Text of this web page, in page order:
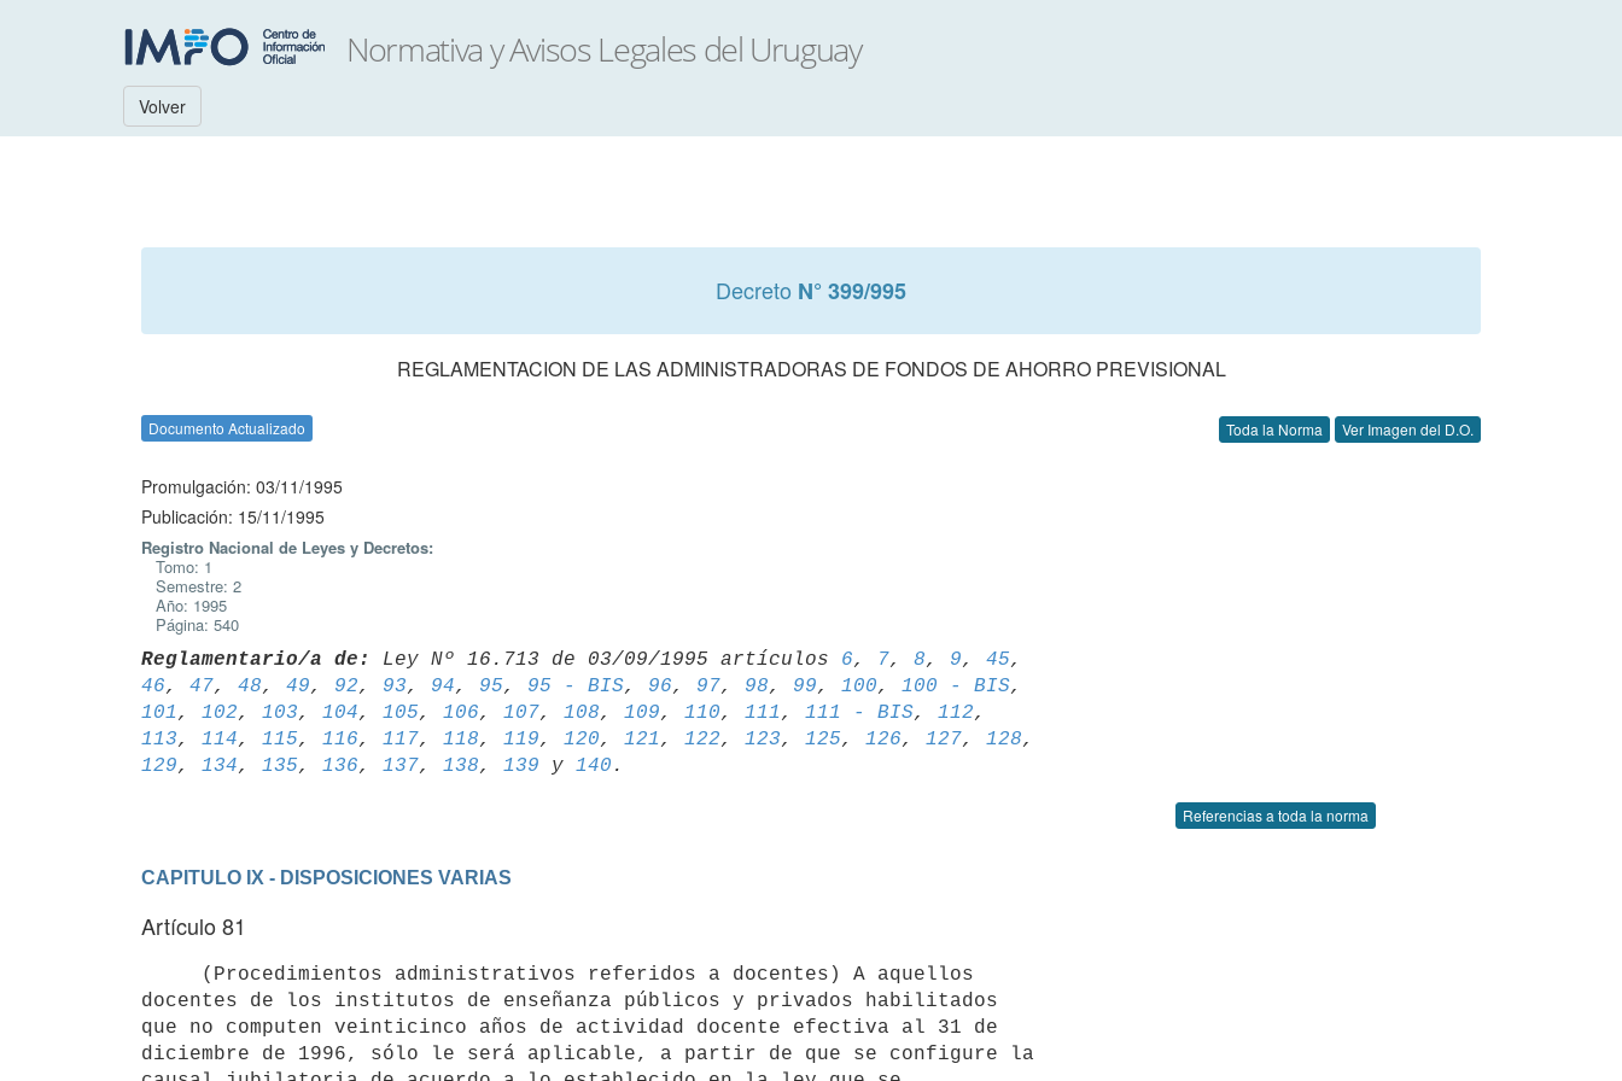
Volver
Decreto N° 399/995
REGLAMENTACION DE LAS ADMINISTRADORAS DE FONDOS DE AHORRO PREVISIONAL
Documento Actualizado Toda la Norma Ver Imagen del D.O.
Promulgación: 03/11/1995
Publicación: 15/11/1995
Registro Nacional de Leyes y Decretos:
Tomo: 1
Semestre: 2
Año: 1995
Página: 540
Reglamentario/a de: Ley Nº 16.713 de 03/09/1995 artículos 6, 7, 8, 9, 45
46, 47, 48, 49, 92, 93, 94, 95, 95 - BIS, 96, 97, 98, 99, 100, 100 - BIS
101 , 102, 103, 104, 105, 106, 107, 108, 109, 110, 111 , 111 - BIS, 112,
113, 114, 115, 116, 117, 118, 119, 120, 121 , 122, 123, 125, 126, 127, 128
129, 134, 135, 136, 137, 138, 139 y 140
Referencias a toda la norma
CAPITULO IX - DISPOSICIONES VARIAS
Artículo 81
docentes de los institutos de enseñanza públicos y privados habilitados
que no computen veinticinco años de actividad docente efectiva al 31 de
diciembre de 1996, sólo le será aplicable, a partir de que se configure la